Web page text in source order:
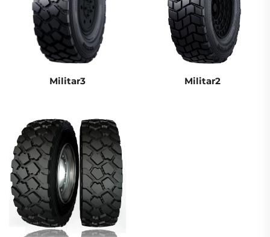
Militar3 Militar2